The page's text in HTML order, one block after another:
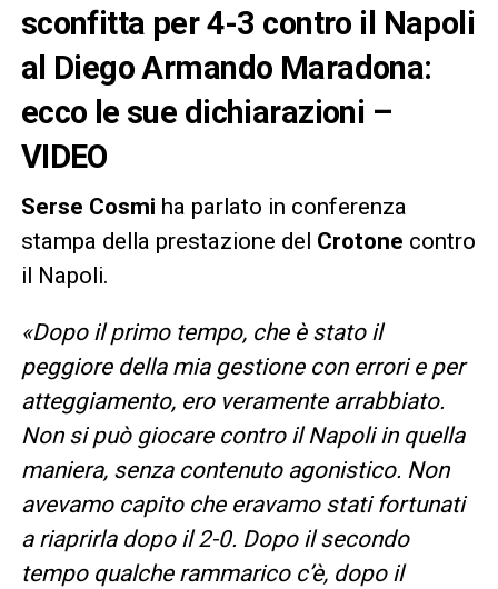
sconfitta per 4-3 contro il Napoli
al Diego Armando Maradona:
ecco le sue dichiarazioni –
VIDEO
Serse Cosmi ha parlato in conferenza
stampa della prestazione del Crotone contro
il Napoli.
«Dopo il primo tempo, che è stato il
peggiore della mia gestione con errori e per
atteggiamento, ero veramente arrabbiato.
Non si può giocare contro il Napoli in quella
maniera, senza contenuto agonistico. Non
avevamo capito che eravamo stati fortunati
a riaprirla dopo il 2-0. Dopo il secondo
tempo qualche rammarico c’è, dopo il